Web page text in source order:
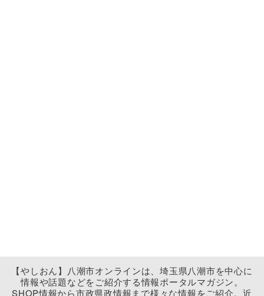
【やしおん】八潮市オンラインは、埼玉県八潮市を中心に
情報や話題などをご紹介する情報ポータルマガジン。
SHOP情報から市政県政情報まで様々な情報をご紹介。近